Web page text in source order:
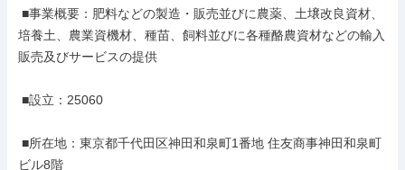
培養土、農業資機材、種苗、飼料並びに各種酪農資材などの輸入
販売及びサービスの提供
ビル8階